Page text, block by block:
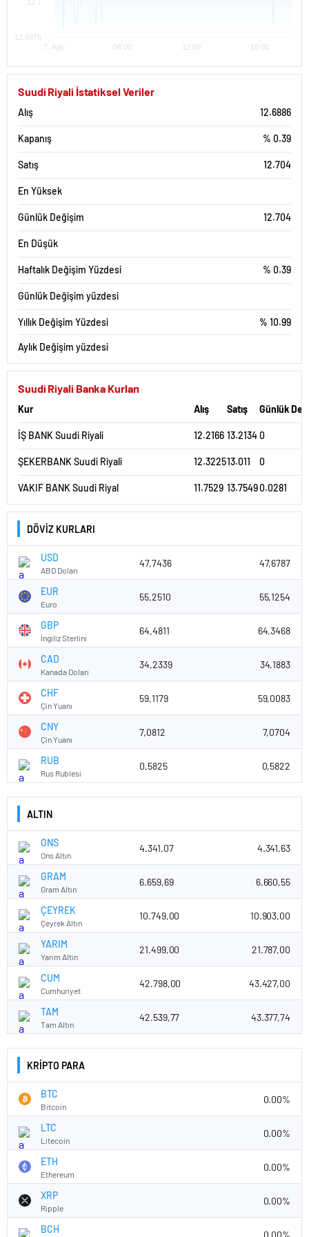
7. Ağu 06:00 12:00 18:00
12.6975
12.7
Suudi Riyali İstatiksel Veriler
Alış 12.6886
Kapanış % 0.39
Satış 12.704
En Yüksek
Günlük Değişim 12.704
En Düşük
Haftalık Değişim Yüzdesi % 0.39
Günlük Değişim yüzdesi
Yıllık Değişim Yüzdesi % 10.99
Aylık Değişim yüzdesi
Suudi Riyali Banka Kurları
Kur Alış Satış Günlük
İŞ BANK Suudi Riyali 12.2166 13.2134 0
ŞEKERBANK Suudi Riyali 12.322513.011 0
VAKIF BANK Suudi Riyal 11.7529 13.75490.0281
DÖVİZ KURLARI
USD
ABD Doları
47,7436 47,6787
EUR
Euro
55,2510 55,1254
GBP
İngiliz Sterlini
64,4811 64,3468
CAD
Kanada Doları
34,2339 34,1883
CHF
Çin Yuanı
59,1179 59,0083
CNY
Çin Yuanı
7,0812 7,0704
RUB
Rus Rublesi
0,5825 0,5822
ALTIN
ONS
Ons Altın
4.341,07 4.341,63
GRAM
Gram Altın
6.659,69 6.660,55
ÇEYREK
Çeyrek Altın
10.749,00 10.903,00
YARIM
Yarım Altın
21.499,00 21.787,00
CUM
Cumhuriyet
42.798,00 43.427,00
TAM
Tam Altın
42.539,77 43.377,74
KRİPTO PARA
BTC
Bitcoin
0.00%
LTC
Litecoin
0.00%
ETH
Ethereum
0.00%
XRP
Ripple
0.00%
BCH 0.00%